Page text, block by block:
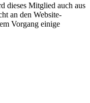
dieses Mitglied auch aus
an den Website-
Vorgang einige